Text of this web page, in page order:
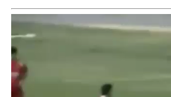
Reproductor
vídeo